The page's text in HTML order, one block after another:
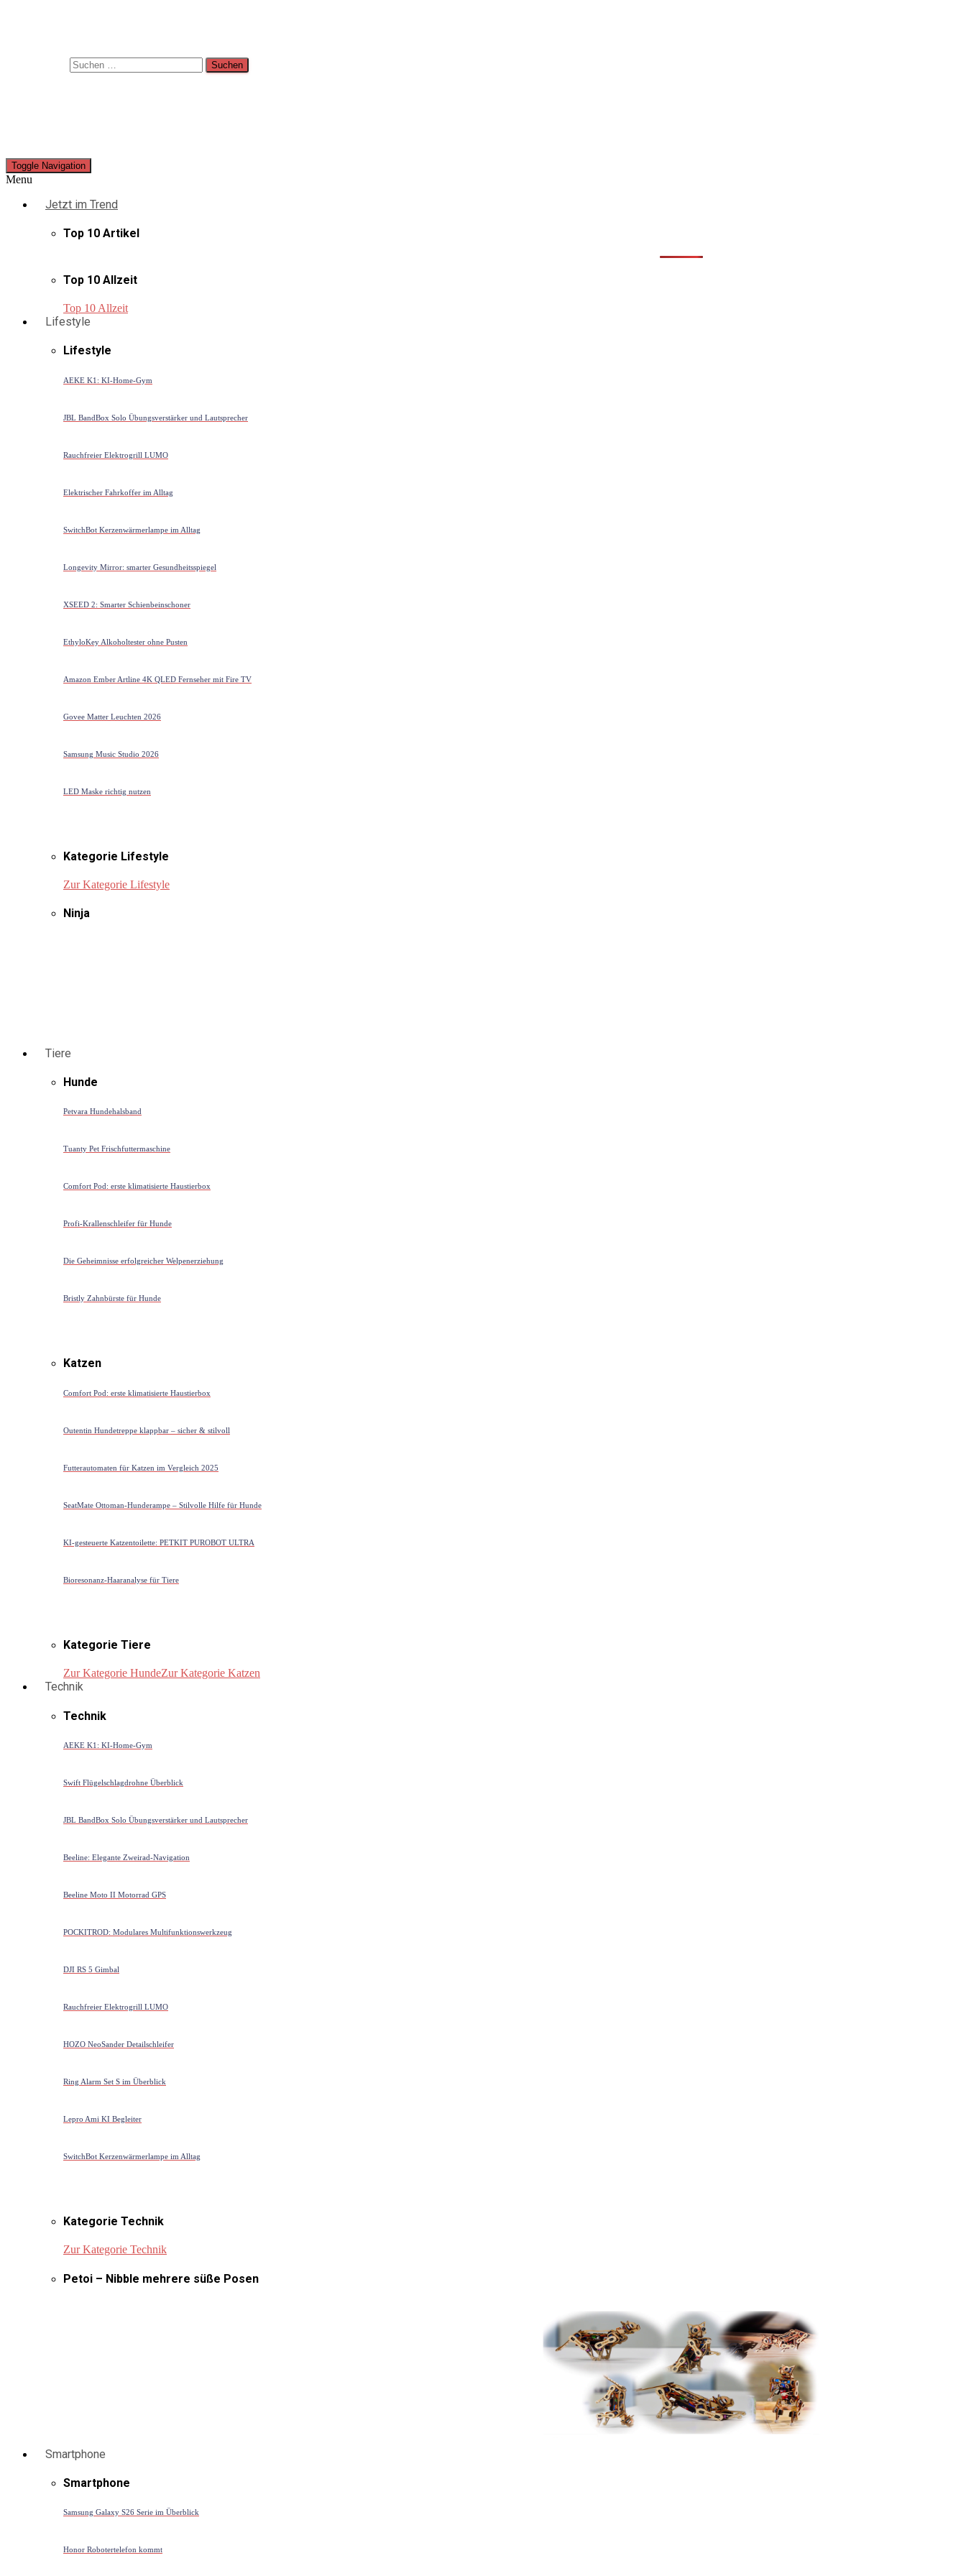
Toggle Navigation
Menu
Jetzt im Trend
Top 10 Artikel
Top 10 Allzeit
Top 10 Allzeit
Lifestyle
Lifestyle
AEKE K1: KI-Home-Gym
JBL BandBox Solo Übungsverstärker und Lautsprecher
Rauchfreier Elektrogrill LUMO
Elektrischer Fahrkoffer im Alltag
SwitchBot Kerzenwärmerlampe im Alltag
Longevity Mirror: smarter Gesundheitsspiegel
XSEED 2: Smarter Schienbeinschoner
EthyloKey Alkoholtester ohne Pusten
Amazon Ember Artline 4K QLED Fernseher mit Fire TV
Govee Matter Leuchten 2026
Samsung Music Studio 2026
LED Maske richtig nutzen
Kategorie Lifestyle
Zur Kategorie Lifestyle
Ninja
Tiere
Hunde
Petvara Hundehalsband
Tuanty Pet Frischfuttermaschine
Comfort Pod: erste klimatisierte Haustierbox
Profi-Krallenschleifer für Hunde
Die Geheimnisse erfolgreicher Welpenerziehung
Bristly Zahnbürste für Hunde
Katzen
Comfort Pod: erste klimatisierte Haustierbox
Outentin Hundetreppe klappbar – sicher & stilvoll
Futterautomaten für Katzen im Vergleich 2025
SeatMate Ottoman-Hunderampe – Stilvolle Hilfe für Hunde
KI-gesteuerte Katzentoilette: PETKIT PUROBOT ULTRA
Bioresonanz-Haaranalyse für Tiere
Kategorie Tiere
Zur Kategorie HundeZur Kategorie Katzen
Technik
Technik
AEKE K1: KI-Home-Gym
Swift Flügelschlagdrohne Überblick
JBL BandBox Solo Übungsverstärker und Lautsprecher
Beeline: Elegante Zweirad-Navigation
Beeline Moto II Motorrad GPS
POCKITROD: Modulares Multifunktionswerkzeug
DJI RS 5 Gimbal
Rauchfreier Elektrogrill LUMO
HOZO NeoSander Detailschleifer
Ring Alarm Set S im Überblick
Lepro Ami KI Begleiter
SwitchBot Kerzenwärmerlampe im Alltag
Kategorie Technik
Zur Kategorie Technik
Petoi – Nibble mehrere süße Posen
Smartphone
Smartphone
Samsung Galaxy S26 Serie im Überblick
Honor Robotertelefon kommt